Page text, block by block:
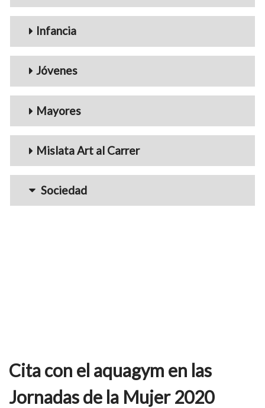
Infancia
Jóvenes
Mayores
Mislata Art al Carrer
Sociedad
Cita con el aquagym en las
Jornadas de la Mujer 2020